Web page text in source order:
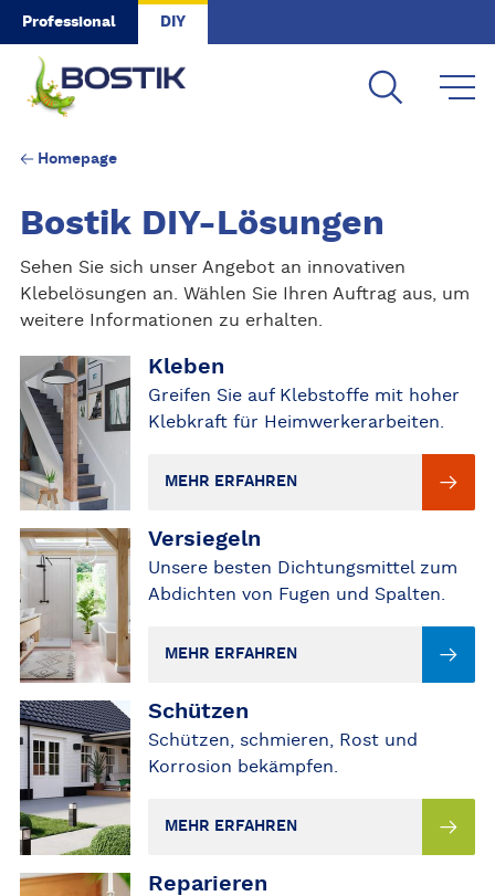
Skip to main content
Professional DIY
Homepage
Bostik DIY-Lösungen
Sehen Sie sich unser Angebot an innovativen
Klebelösungen an. Wählen Sie Ihren Auftrag aus, um
weitere Informationen zu erhalten.
Kleben
Greifen Sie auf Klebstoffe mit hoher
Klebkraft für Heimwerkerarbeiten.
MEHR ERFAHREN
Versiegeln
Unsere besten Dichtungsmittel zum
Abdichten von Fugen und Spalten.
MEHR ERFAHREN
MEHR ERFAHREN
Schützen
Schützen, schmieren, Rost und
Korrosion bekämpfen.
MEHR ERFAHREN
ReparierenMEHR ERFAHREN